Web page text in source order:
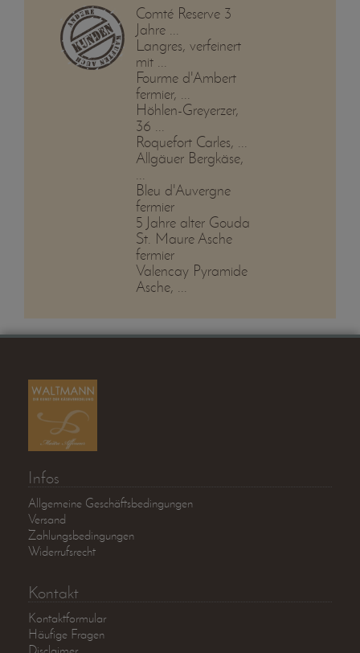
Comté Reserve 3
Jahre ...
Langres, verfeinert
mit ...
Fourme d'Ambert
fermier, ...
Höhlen-Greyerzer,
36 ...
Roquefort Carles, ...
Allgäuer Bergkäse,
...
Bleu d'Auvergne
fermier
5 Jahre alter Gouda
St. Maure Asche
fermier
Valencay Pyramide
Asche, ...
Infos
Allgemeine Geschäftsbedingungen
Versand
Zahlungsbedingungen
Widerrufsrecht
Kontakt
Kontaktformular
Häufige Fragen